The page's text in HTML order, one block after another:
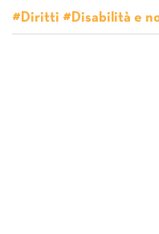
#Diritti #Disabilità e